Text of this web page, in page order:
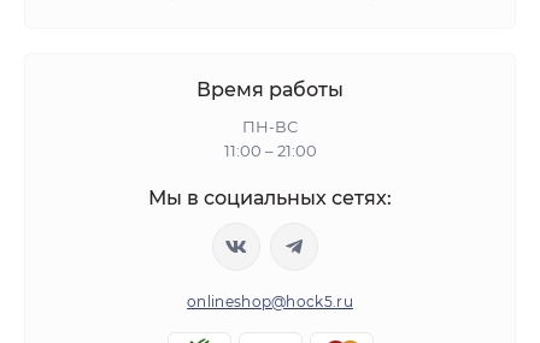
Время работы
ПН-ВС
11:00 – 21:00
Мы в социальных сетях:
onlineshop@hock5.ru